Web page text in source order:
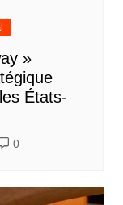
»
États-
0